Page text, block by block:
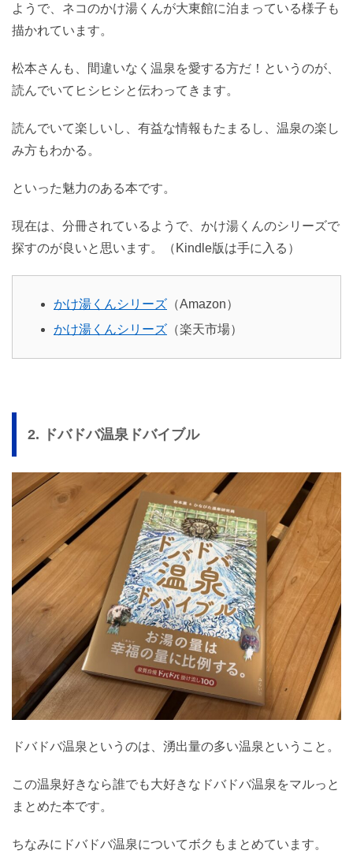
ようで、ネコのかけ湯くんが大東館に泊まっている様子も
描かれています。
松本さんも、間違いなく温泉を愛する方だ！というのが、
読んでいてヒシヒシと伝わってきます。
読んでいて楽しいし、有益な情報もたまるし、温泉の楽し
み方もわかる。
といった魅力のある本です。
現在は、分冊されているようで、かけ湯くんのシリーズで
探すのが良いと思います。（Kindle版は手に入る）
かけ湯くんシリーズ （Amazon）
かけ湯くんシリーズ （楽天市場）
2. ドバドバ温泉ドバイブル
ドバドバ温泉というのは、湧出量の多い温泉ということ。
この温泉好きなら誰でも大好きなドバドバ温泉をマルっと
まとめた本です。
ちなみにドバドバ温泉についてボクもまとめています。